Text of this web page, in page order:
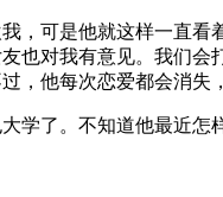
，可是他就这样一直
也对我有意见。我们
，他每次恋爱都会消失
学了。不知道他最近